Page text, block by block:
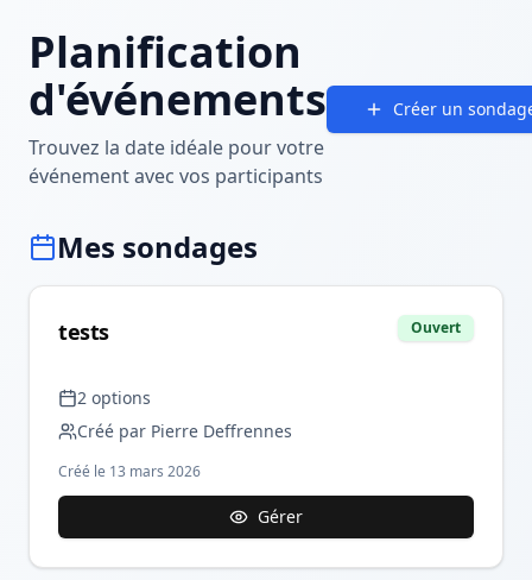
Planification
d'événements
Trouvez la date idéale pour votre
événement avec vos participants
Créer un
Mes sondages
tests Ouvert
2 options
Créé par Pierre Deffrennes
Créé le 13 mars 2026
Gérer